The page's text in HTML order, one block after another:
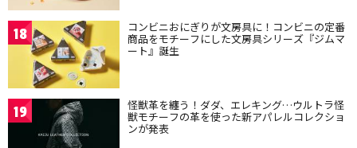
18 コンビニおにぎりが文房具に！コンビニの定番
商品をモチーフにした文房具シリーズ『ジムマ
ート』誕生
19 怪獣革を纏う！ダダ、エレキング…ウルトラ怪
獣モチーフの革を使った新アパレルコレクショ
ンが発表